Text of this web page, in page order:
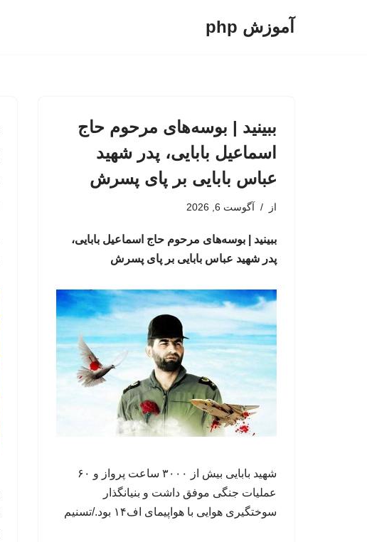
آموزش php
ببینید | بوسه‌های مرحوم حاج
اسماعیل بابایی، پدر شهید
عباس بابایی بر پای پسرش
از آگوست 6, 2026
ببینید | بوسه‌های مرحوم حاج اسماعیل بابایی،
پدر شهید عباس بابایی بر پای پسرش
شهید بابایی بیش از ۳۰۰۰ ساعت پرواز و ۶۰
عملیات جنگی موفق داشت و بنیانگذار
سوختگیری هوایی با هواپیمای اف۱۴ بود./تسنیم